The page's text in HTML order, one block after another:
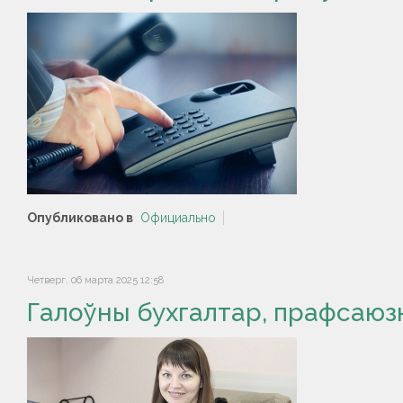
Опубликовано в Официально
Четверг, 06 марта 2025 12:58
Галоўны бухгалтар,